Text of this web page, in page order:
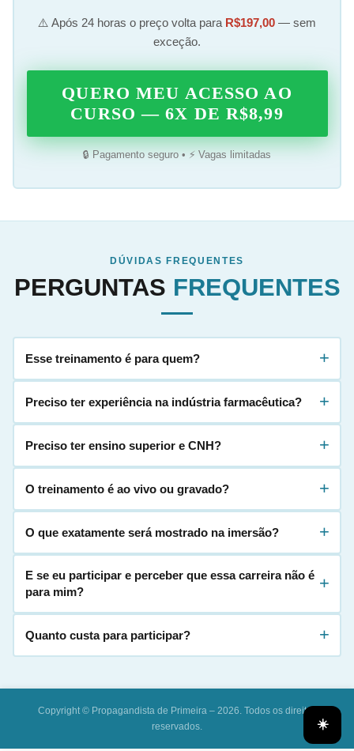
⚠️ Após 24 horas o preço volta para R$197,00 — sem
exceção.
QUERO MEU ACESSO AO
CURSO — 6X DE R$8,99
🔒 Pagamento seguro • ⚡ Vagas limitadas
DÚVIDAS FREQUENTES
PERGUNTAS FREQUENTES
Esse treinamento é para quem? +
Preciso ter experiência na indústria farmacêutica? +
Preciso ter ensino superior e CNH? +
O treinamento é ao vivo ou gravado? +
O que exatamente será mostrado na imersão? +
E se eu participar e perceber que essa carreira não é
para mim?
+
Quanto custa para participar? +
Copyright © Propagandista de Primeira – 2026. Todos os direitos
reservados.
☀️